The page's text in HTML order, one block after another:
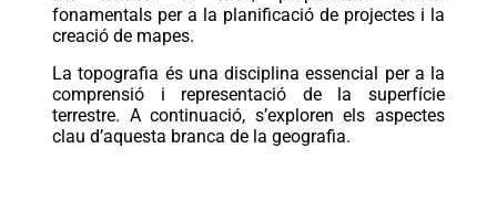
fonamentals per a la planificació de projectes i la
creació de mapes.
La topografia és una disciplina essencial per a la
comprensió i representació de la superfície
terrestre. A continuació, s’exploren els aspectes
clau d’aquesta branca de la geografia.